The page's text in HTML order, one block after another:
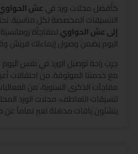
كأفضل محلات ورد في عش
التنسيقات المخصصة لكل مناسبة.
إلىعش الحواوي لمفاجأة
اليوم يضمن وصول إيماءتك فريش
جرب راحة توصيل الورد في نفس
مع خدمتنا الموثوقة. من احتفالات
مفاجآت الذكرى السنوية، من
تنسيقات التعاطف، محلات الورد
ينشئون باقات مذهلة تعبر تماماً